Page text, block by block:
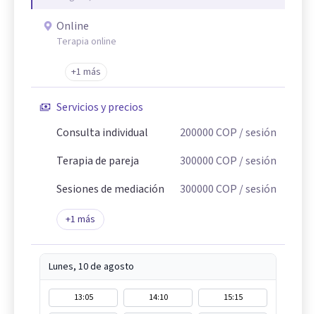
Online
Terapia online
+1 más
Servicios y precios
Consulta individual
200000COP / sesión
Terapia de pareja
300000COP / sesión
Sesiones de mediación
300000COP / sesión
+1 más
Lunes, 10 de agosto
13:05 14:10
15:15